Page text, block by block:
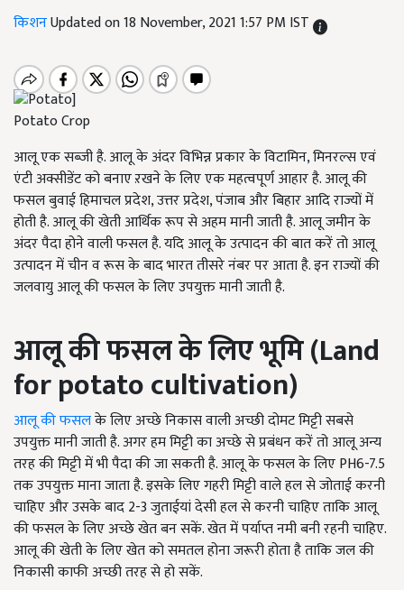
किशनUpdated on 18 November, 2021 1:57 PM IST
Potato Crop
आलू एक सब्जी है. आलू के अंदर विभिन्न प्रकार के विटामिन, मिनरल्स एवं
एंटी अक्सीडेंट को बनाए ऱखने के लिए एक महत्वपूर्ण आहार है. आलू की
फसल बुवाई हिमाचल प्रदेश, उत्तर प्रदेश, पंजाब और बिहार आदि राज्यों में
होती है. आलू की खेती आर्थिक रूप से अहम मानी जाती है. आलू जमीन के
अंदर पैदा होने वाली फसल है. यदि आलू के उत्पादन की बात करें तो आलू
उत्पादन में चीन व रूस के बाद भारत तीसरे नंबर पर आता है. इन राज्यों की
जलवायु आलू की फसल के लिए उपयुक्त मानी जाती है.
आलू की फसल के लिए भूमि (Land
for potato cultivation)
आलू की फसलके लिए अच्छे निकास वाली अच्छी दोमट मिट्टी सबसे
उपयुक्त मानी जाती है. अगर हम मिट्टी का अच्छे से प्रबंधन करें तो आलू अन्य
तरह की मिट्टी में भी पैदा की जा सकती है. आलू के फसल के लिए PH6-7.5
तक उपयुक्त माना जाता है. इसके लिए गहरी मिट्टी वाले हल से जोताई करनी
चाहिए और उसके बाद 2-3 जुताईयां देसी हल से करनी चाहिए ताकि आलू
की फसल के लिए अच्छे खेत बन सकें. खेत में पर्याप्त नमी बनी रहनी चाहिए.
आलू की खेती के लिए खेत को समतल होना जरूरी होता है ताकि जल की
निकासी काफी अच्छी तरह से हो सकें.